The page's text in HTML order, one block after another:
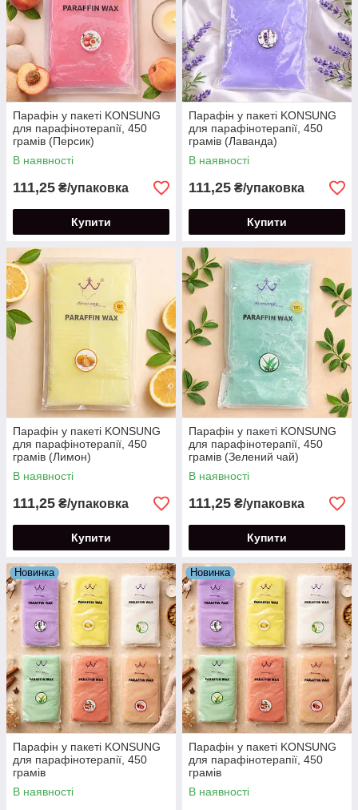
Парафін у пакеті KONSUNG
для парафінотерапії, 450
грамів (Персик)
В наявності
111,25 ₴/упаковка
Купити
Парафін у пакеті KONSUNG
для парафінотерапії, 450
грамів (Лаванда)
В наявності
111,25 ₴/упаковка
Купити
Парафін у пакеті KONSUNG
для парафінотерапії, 450
грамів (Лимон)
В наявності
111,25 ₴/упаковка
Купити
Парафін у пакеті KONSUNG
для парафінотерапії, 450
грамів (Зелений чай)
В наявності
111,25 ₴/упаковка
Купити
Новинка
Парафін у пакеті KONSUNG
для парафінотерапії, 450
грамів
В наявності
Новинка
Парафін у пакеті KONSUNG
для парафінотерапії, 450
грамів
В наявності